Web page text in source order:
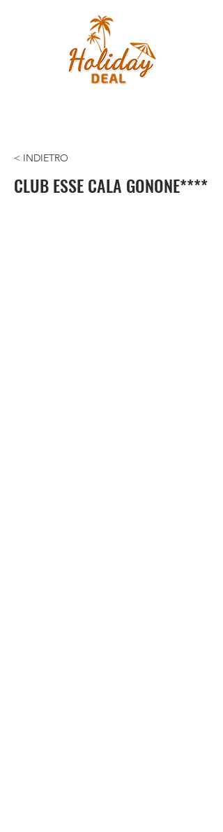
< INDIETRO
CLUB ESSE CALA GONONE****